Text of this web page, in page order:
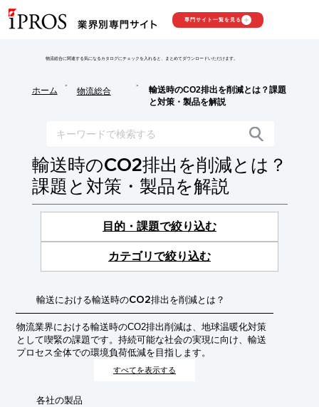
専門サイト一覧を見る
物流総合に関連する気になるカタログにチェックを入れると、まとめてダウンロードいただけます。
ホーム
>
物流総合
>
輸送時のCO2排出を削減とは？課題
と対策・製品を解説
輸送時のCO2排出を削減とは？
課題と対策・製品を解説
目的・課題で絞り込む
カテゴリで絞り込む
輸送における輸送時のCO2排出を削減とは？
物流業界における輸送時のCO2排出削減は、地球温暖化対策
として喫緊の課題です。持続可能な社会の実現に向け、輸送
プロセス全体での環境負荷低減を目指します。
すべてを表示する
各社の製品